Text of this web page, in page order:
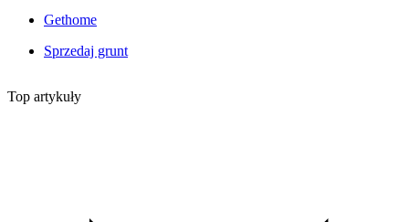
Gethome
Sprzedaj grunt
Top artykuły